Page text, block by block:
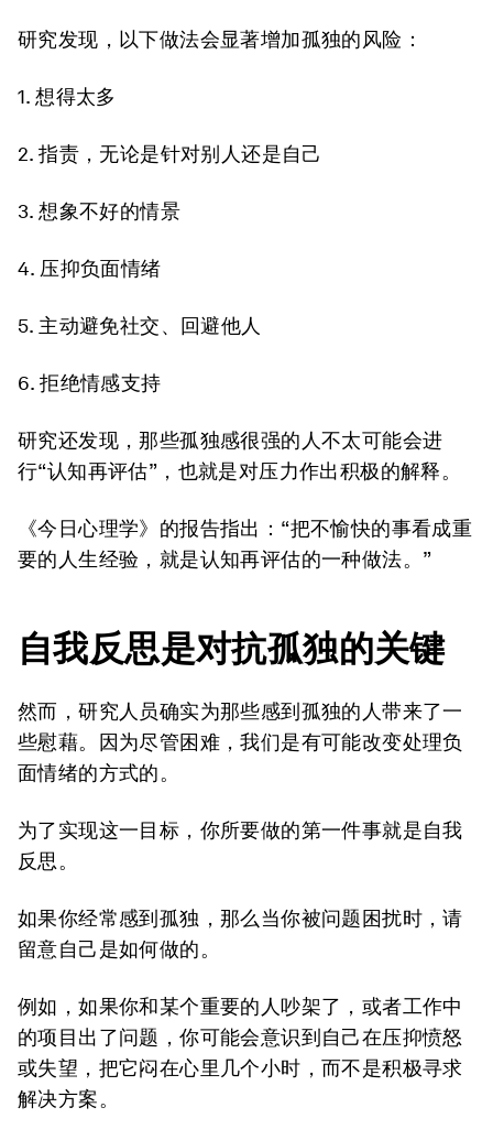
研究发现，以下做法会显著增加孤独的风险：
1. 想得太多
2. 指责，无论是针对别人还是自己
3. 想象不好的情景
4. 压抑负面情绪
5. 主动避免社交、回避他人
6. 拒绝情感支持
研究还发现，那些孤独感很强的人不太可能会进
行“认知再评估”，也就是对压力作出积极的解释。
《今日心理学》的报告指出：“把不愉快的事看成重
要的人生经验，就是认知再评估的一种做法。”
自我反思是对抗孤独的关键
然而，研究人员确实为那些感到孤独的人带来了一
些慰藉。因为尽管困难，我们是有可能改变处理负
面情绪的方式的。
为了实现这一目标，你所要做的第一件事就是自我
反思。
如果你经常感到孤独，那么当你被问题困扰时，请
留意自己是如何做的。
例如，如果你和某个重要的人吵架了，或者工作中
的项目出了问题，你可能会意识到自己在压抑愤怒
或失望，把它闷在心里几个小时，而不是积极寻求
解决方案。